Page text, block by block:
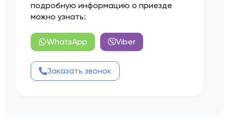
подробную информацию о приезде
можно узнать:
WhatsApp Viber
Заказать звонок